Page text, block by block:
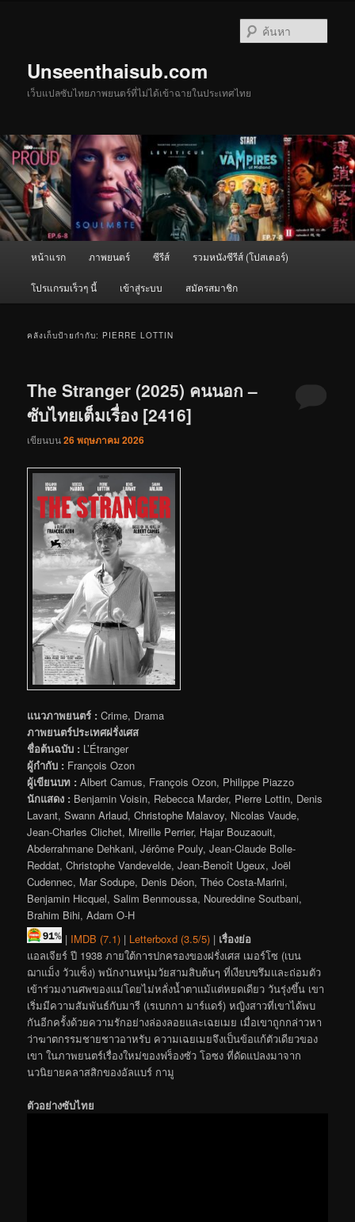
Unseenthaisub.com
เว็บแปลซับไทยภาพยนตร์ที่ไม่ได้เข้าฉายในประเทศไทย
หน้าแรก ภาพยนตร์ ซีรีส์ รวมหนังซีรีส์ (โปสเตอร์)
โปรแกรมเร็วๆ นี้ เข้าสู่ระบบ สมัครสมาชิก
คลังเก็บป้ายกำกับ: PIERRE LOTTIN
The Stranger (2025) คนนอก –
ซับไทยเต็มเรื่อง [2416]
เขียนบน26 พฤษภาคม 2026
แนวภาพยนตร์ : Crime, Drama
ภาพยนตร์ประเทศฝรั่งเศส
ชื่อต้นฉบับ : L’Étranger
ผู้กำกับ : François Ozon
ผู้เขียนบท : Albert Camus, François Ozon, Philippe Piazzo
นักแสดง : Benjamin Voisin, Rebecca Marder, Pierre Lottin, Denis
Lavant, Swann Arlaud, Christophe Malavoy, Nicolas Vaude,
Jean-Charles Clichet, Mireille Perrier, Hajar Bouzaouit,
Abderrahmane Dehkani, Jérôme Pouly, Jean-Claude Bolle-
Reddat, Christophe Vandevelde, Jean-Benoît Ugeux, Joël
Cudennec, Mar Sodupe, Denis Déon, Théo Costa-Marini,
Benjamin Hicquel, Salim Benmoussa, Noureddine Soutbani,
Brahim Bihi, Adam O-H
| IMDB (7.1) | Letterboxd (3.5/5) | เรื่องย่อ
แอลเจียร์ ปี 1938 ภายใต้การปกครองของฝรั่งเศส เมอร์โซ (เบน
ฌาแม็ง วัวแซ็ง) พนักงานหนุ่มวัยสามสิบต้นๆ ที่เงียบขรึมและถ่อมตัว
เข้าร่วมงานศพของแม่โดยไม่หลั่งน้ำตาแม้แต่หยดเดียว วันรุ่งขึ้น เขา
เริ่มมีความสัมพันธ์กับมารี (เรเบกกา มาร์แดร์) หญิงสาวที่เขาได้พบ
กันอีกครั้งด้วยความรักอย่างล่องลอยและเฉยเมย เมื่อเขาถูกกล่าวหา
ว่าฆาตกรรมชายชาวอาหรับ ความเฉยเมยจึงเป็นข้อแก้ตัวเดียวของ
เขา ในภาพยนตร์เรื่องใหม่ของฟร็องซัว โอซง ที่ดัดแปลงมาจาก
นวนิยายคลาสสิกของอัลแบร์ กามู
ตัวอย่างซับไทย